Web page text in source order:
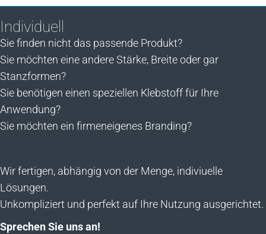
Individuell
Sie finden nicht das passende Produkt?
Sie möchten eine andere Stärke, Breite oder gar
Stanzformen?
Sie benötigen einen speziellen Klebstoff für Ihre
Anwendung?
Sie möchten ein firmeneigenes Branding?
Wir fertigen, abhängig von der Menge, indiviuelle
Lösungen.
Unkompliziert und perfekt auf Ihre Nutzung ausgerichtet.
Sprechen Sie uns an!